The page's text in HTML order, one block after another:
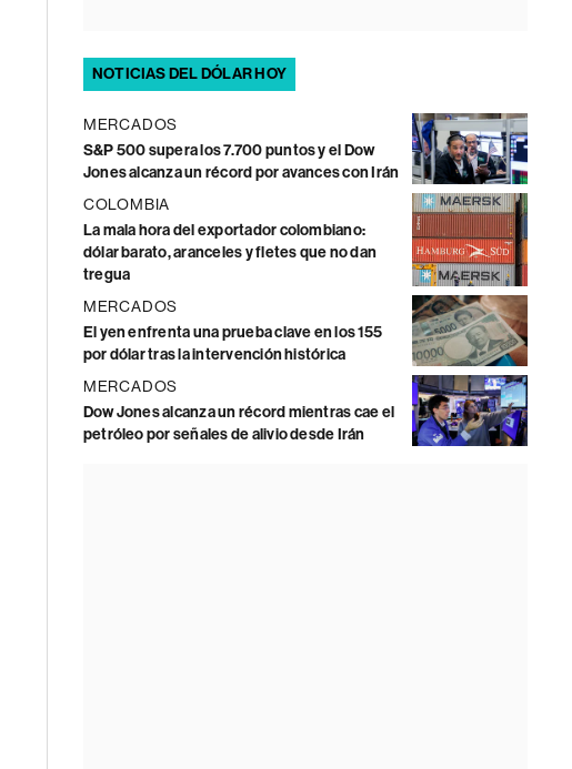
NOTICIAS DEL DÓLAR HOY
MERCADOS
S&P 500 supera los 7.700 puntos y el Dow
Jones alcanza un récord por avances con Irán
COLOMBIA
La mala hora del exportador colombiano:
dólar barato, aranceles y fletes que no dan
tregua
MERCADOS
El yen enfrenta una prueba clave en los 155
por dólar tras la intervención histórica
MERCADOS
Dow Jones alcanza un récord mientras cae el
petróleo por señales de alivio desde Irán